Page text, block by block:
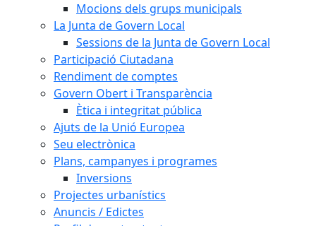
Mocions dels grups municipals
La Junta de Govern Local
Sessions de la Junta de Govern Local
Participació Ciutadana
Rendiment de comptes
Govern Obert i Transparència
Ètica i integritat pública
Ajuts de la Unió Europea
Seu electrònica
Plans, campanyes i programes
Inversions
Projectes urbanístics
Anuncis / Edictes